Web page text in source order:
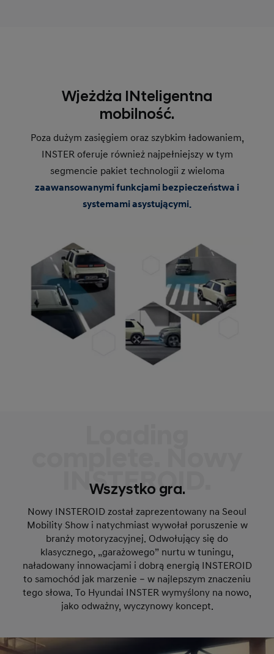
Wjeżdża INteligentna
mobilność.
Poza dużym zasięgiem oraz szybkim ładowaniem,
INSTER oferuje również najpełniejszy w tym
segmencie pakiet technologii z wieloma
zaawansowanymi funkcjami bezpieczeństwa i
systemami asystującymi.
INSTEROID.
Wszystko gra.
Nowy INSTEROID został zaprezentowany na Seoul
Mobility Show i natychmiast wywołał poruszenie w
branży motoryzacyjnej. Odwołujący się do
klasycznego, „garażowego” nurtu w tuningu,
naładowany innowacjami i dobrą energią INSTEROID
to samochód jak marzenie – w najlepszym znaczeniu
tego słowa. To Hyundai INSTER wymyślony na nowo,
jako odważny, wyczynowy koncept.